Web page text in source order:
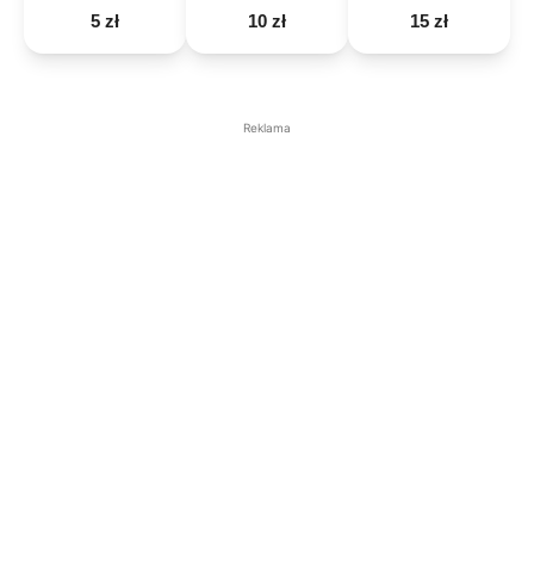
5 zł 10 zł 15 zł
Reklama